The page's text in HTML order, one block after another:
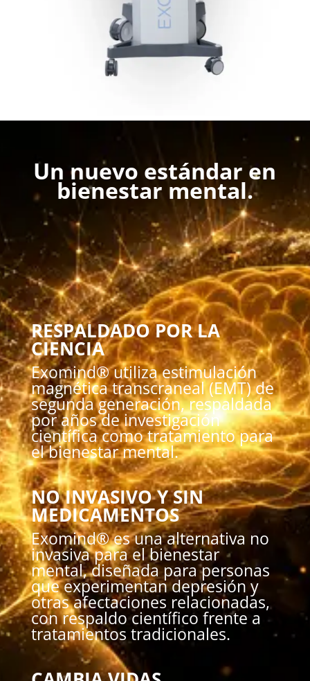
Un nuevo estándar en
bienestar mental.
RESPALDADO POR LA
CIENCIA
Exomind® utiliza estimulación
magnética transcraneal (EMT) de
segunda generación, respaldada
por años de investigación
científica como tratamiento para
el bienestar mental.
NO INVASIVO Y SIN
MEDICAMENTOS
Exomind® es una alternativa no
invasiva para el bienestar
mental, diseñada para personas
que experimentan depresión y
otras afectaciones relacionadas,
con respaldo científico frente a
tratamientos tradicionales.